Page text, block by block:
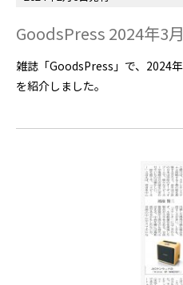
GoodsPress 2024年3
雑誌「GoodsPress」で、2024
を紹介しました。